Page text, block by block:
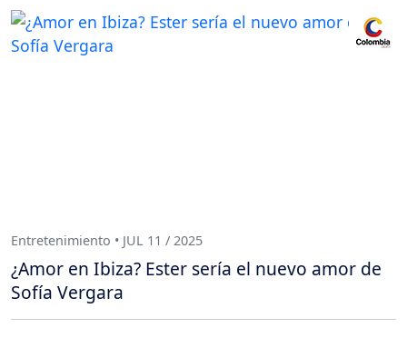
Entretenimiento • JUL 11 / 2025
¿Amor en Ibiza? Ester sería el nuevo amor de
Sofía Vergara